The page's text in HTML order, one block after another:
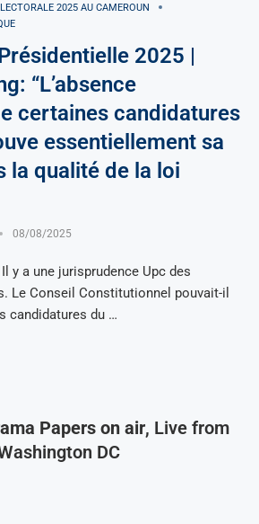
2025 AU CAMEROUN
2025 |
“L’absence
certaines candidatures
essentiellement sa
la qualité de la loi
08/08/2025
y a une jurisprudence Upc des
Le Conseil Constitutionnel pouvait-il
candidatures du …
Papers on air, Live from
DC